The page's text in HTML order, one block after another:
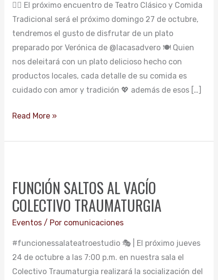
👉🏼 El próximo encuentro de Teatro Clásico y Comida
Tradicional será el próximo domingo 27 de octubre,
tendremos el gusto de disfrutar de un plato
preparado por Verónica de @lacasadvero 🍽 Quien
nos deleitará con un plato delicioso hecho con
productos locales, cada detalle de su comida es
cuidado con amor y tradición 💖 además de esos […]
Read More »
FUNCIÓN SALTOS AL VACÍO
COLECTIVO TRAUMATURGIA
Eventos/ Por comunicaciones
#funcionessalateatroestudio 🎭 | El próximo jueves
24 de octubre a las 7:00 p.m. en nuestra sala el
Colectivo Traumaturgia realizará la socialización del
AL
VACÍO